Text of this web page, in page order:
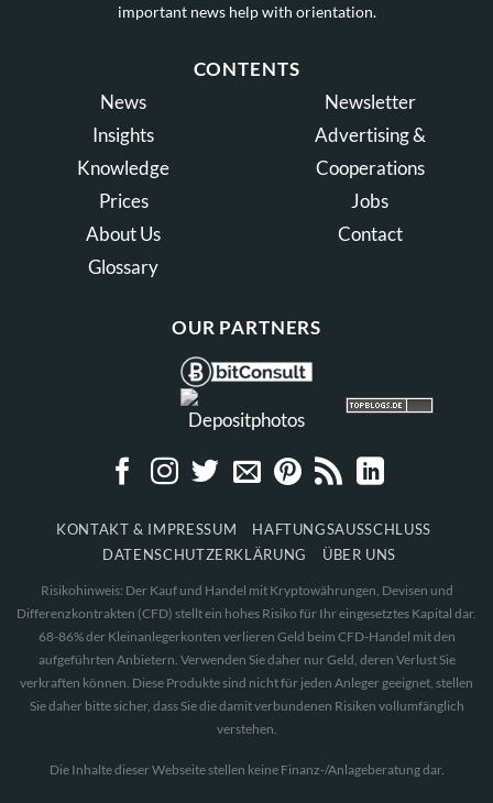
important news help with orientation.
CONTENTS
News
Insights
Knowledge
Prices
About Us
Glossary
Newsletter
Advertising &
Cooperations
Jobs
Contact
OUR PARTNERS
KONTAKT & IMPRESSUM
HAFTUNGSAUSSCHLUSS
DATENSCHUTZERKLÄRUNG
ÜBER UNS
Risikohinweis: Der Kauf und Handel mit Kryptowährungen, Devisen und
Differenzkontrakten (CFD) stellt ein hohes Risiko für Ihr eingesetztes Kapital dar.
68-86% der Kleinanlegerkonten verlieren Geld beim CFD-Handel mit den
aufgeführten Anbietern. Verwenden Sie daher nur Geld, deren Verlust Sie
verkraften können. Diese Produkte sind nicht für jeden Anleger geeignet, stellen
Sie daher bitte sicher, dass Sie die damit verbundenen Risiken vollumfänglich
verstehen.
Die Inhalte dieser Webseite stellen keine Finanz-/Anlageberatung dar.